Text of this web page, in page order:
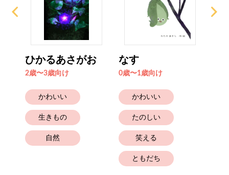
ひかるあさがお
2歳〜3歳向け
かわいい
生きもの
自然
なす
0歳〜1歳向け
かわいい
たのしい
笑える
ともだち